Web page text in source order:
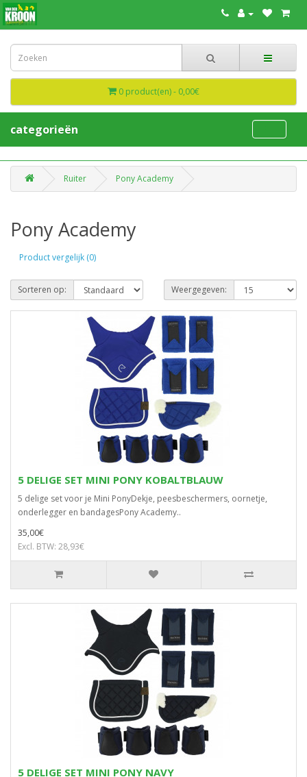
0 product(en) - 0,00€
categorieën
Ruiter Pony Academy
Pony Academy
Product vergelijk (0)
Sorteren op: Weergegeven:
5 DELIGE SET MINI PONY KOBALTBLAUW
5 delige set voor je Mini PonyDekje, peesbeschermers, oornetje,
onderlegger en bandagesPony Academy..
35,00€
Excl. BTW: 28,93€
5 DELIGE SET MINI PONY NAVY